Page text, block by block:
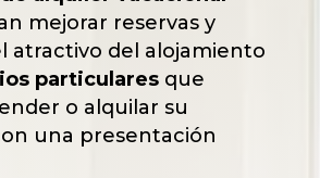
mejorar reservas y
atractivo del alojamiento
particularesque
o alquilar su
una presentación